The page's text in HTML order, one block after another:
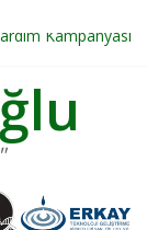
Kampanyası
HABERİ